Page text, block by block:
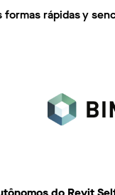
formas rápidas y